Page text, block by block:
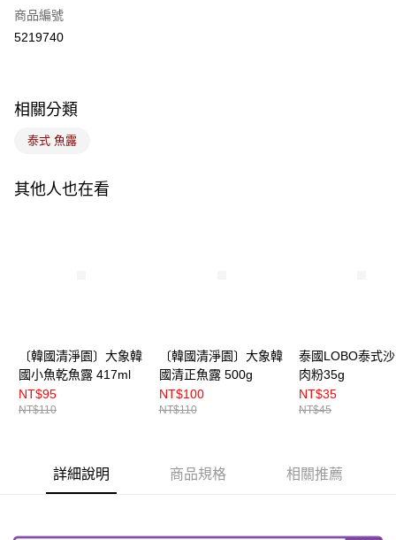
LINE Pay
ATM付款
付款後門市自取
免運費
商品編號
5219740
相關分類
泰式 魚露
其他人也在看
〔韓國清淨園〕大象韓
國小魚乾魚露 417ml
NT$95
NT$110
〔韓國清淨園〕大象韓
國清正魚露 500g
NT$100
NT$110
泰國LOBO泰式
肉粉35g
NT$35
NT$45
詳細說明 商品規格 相關推薦